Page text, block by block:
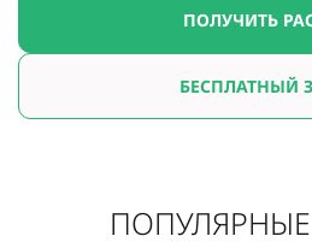
ПОЛУЧИТЬ
БЕСПЛАТНЫЙ